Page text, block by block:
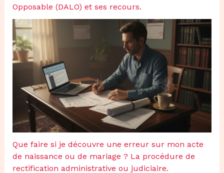
Opposable (DALO) et ses recours.
Que faire si je découvre une erreur sur mon acte
de naissance ou de mariage ? La procédure de
rectification administrative ou judiciaire.